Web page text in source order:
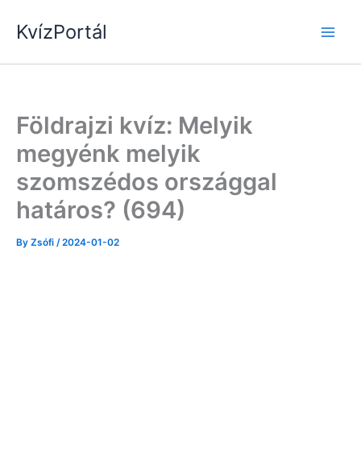
KvízPortál
Földrajzi kvíz: Melyik
megyénk melyik
szomszédos országgal
határos? (694)
By Zsófi /2024-01-02